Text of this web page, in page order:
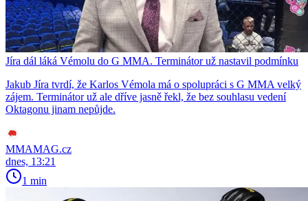
Jíra dál láká Vémolu do G MMA. Terminátor už nastavil podmínku
Jakub Jíra tvrdí, že Karlos Vémola má o spolupráci s G MMA velký
zájem. Terminátor už ale dříve jasně řekl, že bez souhlasu vedení
Oktagonu jinam nepůjde.
MMAMAG.cz
dnes, 13:21
1 min